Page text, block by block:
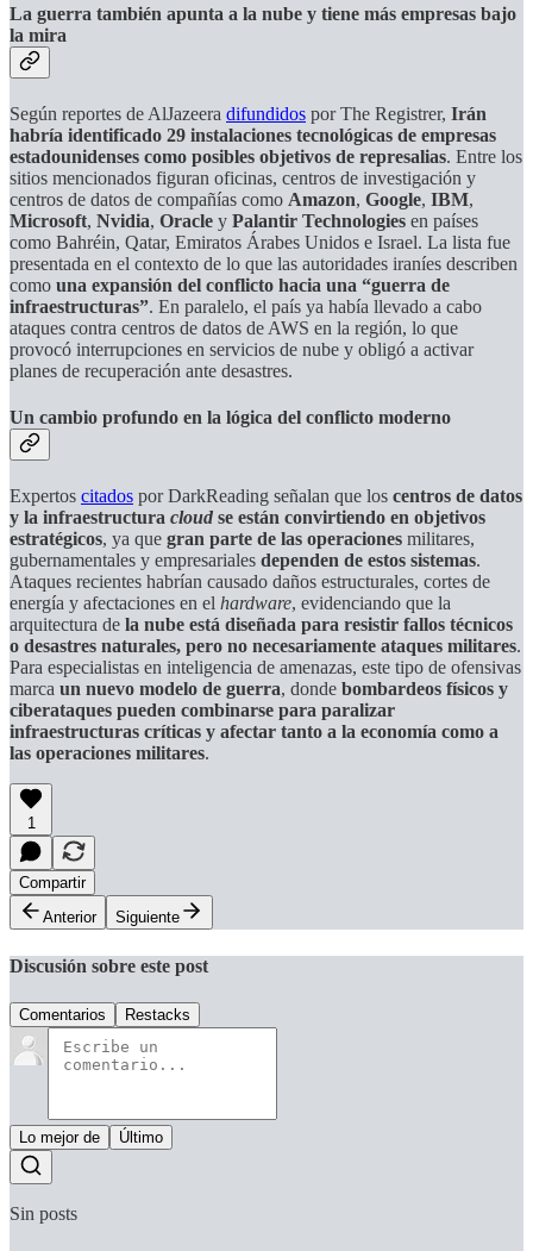
La guerra también apunta a la nube y tiene más empresas bajo
la mira
Según reportes de AlJazeera difundidos por The Registrer, Irán
habría identificado 29 instalaciones tecnológicas de empresas
estadounidenses como posibles objetivos de represalias. Entre los
sitios mencionados figuran oficinas, centros de investigación y
centros de datos de compañías como Amazon, Google, IBM,
Microsoft, Nvidia, Oracle y Palantir Technologies en países
como Bahréin, Qatar, Emiratos Árabes Unidos e Israel. La lista fue
presentada en el contexto de lo que las autoridades iraníes describen
como una expansión del conflicto hacia una “guerra de
infraestructuras”. En paralelo, el país ya había llevado a cabo
ataques contra centros de datos de AWS en la región, lo que
provocó interrupciones en servicios de nube y obligó a activar
planes de recuperación ante desastres.
Un cambio profundo en la lógica del conflicto moderno
Expertos citados por DarkReading señalan que los centros de datos
y la infraestructura cloud se están convirtiendo en objetivos
estratégicos, ya que gran parte de las operaciones militares,
gubernamentales y empresariales dependen de estos sistemas.
Ataques recientes habrían causado daños estructurales, cortes de
energía y afectaciones en el hardware, evidenciando que la
arquitectura de la nube está diseñada para resistir fallos técnicos
o desastres naturales, pero no necesariamente ataques militares.
Para especialistas en inteligencia de amenazas, este tipo de ofensivas
marca un nuevo modelo de guerra, donde bombardeos físicos y
ciberataques pueden combinarse para paralizar
infraestructuras críticas y afectar tanto a la economía como a
las operaciones militares.
1
Compartir
Anterior
Siguiente
Discusión sobre este post
Comentarios Restacks
Lo mejor de Último
Sin posts